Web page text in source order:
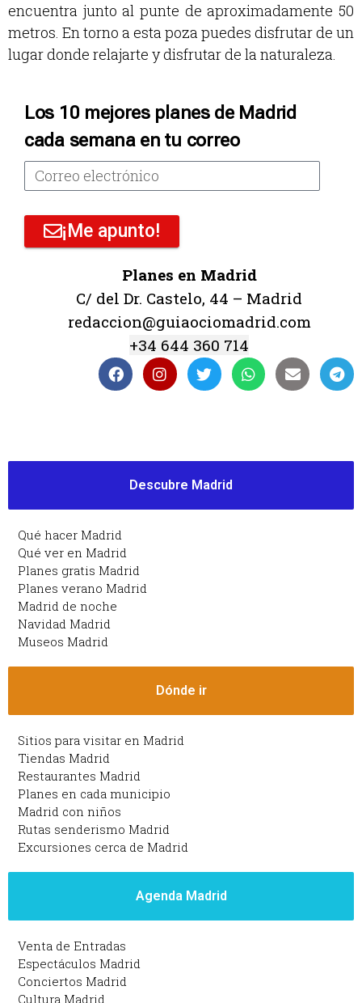
encuentra junto al punte de aproximadamente 50
metros. En torno a esta poza puedes disfrutar de un
lugar donde relajarte y disfrutar de la naturaleza.
Los 10 mejores planes de Madrid
cada semana en tu correo
¡Me apunto!
Planes en Madrid
C/ del Dr. Castelo, 44 – Madrid
redaccion@guiaociomadrid.com
+34 644 360 714
Descubre Madrid
Qué hacer Madrid
Qué ver en Madrid
Planes gratis Madrid
Planes verano Madrid
Madrid de noche
Navidad Madrid
Museos Madrid
Dónde ir
Sitios para visitar en Madrid
Tiendas Madrid
Restaurantes Madrid
Planes en cada municipio
Madrid con niños
Rutas senderismo Madrid
Excursiones cerca de Madrid
Agenda Madrid
Venta de Entradas
Espectáculos Madrid
Conciertos Madrid
Cultura Madrid